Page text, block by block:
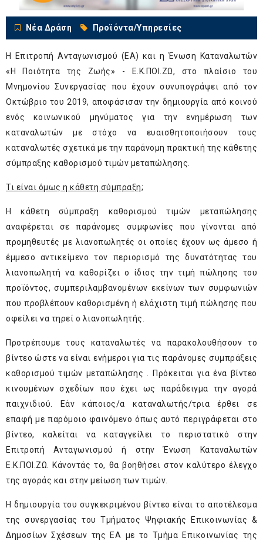
Νέα Δράση Προϊόντα/Υπηρεσίες
Η Επιτροπή Ανταγωνισμού (ΕΑ) και η Ένωση Καταναλωτών
«Η Ποιότητα της Ζωής» - Ε.Κ.ΠΟΙ.ΖΩ, στο πλαίσιο του
Μνημονίου Συνεργασίας που έχουν συνυπογράψει από τον
Οκτώβριο του 2019, αποφάσισαν την δημιουργία από κοινού
ενός κοινωνικού μηνύματος για την ενημέρωση των
καταναλωτών με στόχο να ευαισθητοποιήσουν τους
καταναλωτές σχετικά με την παράνομη πρακτική της κάθετης
σύμπραξης καθορισμού τιμών μεταπώλησης.
Τι είναι όμως η κάθετη σύμπραξη;
Η κάθετη σύμπραξη καθορισμού τιμών μεταπώλησης
αναφέρεται σε παράνομες συμφωνίες που γίνονται από
προμηθευτές με λιανοπωλητές οι οποίες έχουν ως άμεσο ή
έμμεσο αντικείμενο τον περιορισμό της δυνατότητας του
λιανοπωλητή να καθορίζει ο ίδιος την τιμή πώλησης του
προϊόντος, συμπεριλαμβανομένων εκείνων των συμφωνιών
που προβλέπουν καθορισμένη ή ελάχιστη τιμή πώλησης που
οφείλει να τηρεί ο λιανοπωλητής.
Προτρέπουμε τους καταναλωτές να παρακολουθήσουν το
βίντεο ώστε να είναι ενήμεροι για τις παράνομες συμπράξεις
καθορισμού τιμών μεταπώλησης . Πρόκειται για ένα βίντεο
κινουμένων σχεδίων που έχει ως παράδειγμα την αγορά
παιχνιδιού. Εάν κάποιος/α καταναλωτής/τρια έρθει σε
επαφή με παρόμοιο φαινόμενο όπως αυτό περιγράφεται στο
βίντεο, καλείται να καταγγείλει το περιστατικό στην
Επιτροπή Ανταγωνισμού ή στην Ένωση Καταναλωτών
Ε.Κ.ΠΟΙ.ΖΩ. Κάνοντάς το, θα βοηθήσει στον καλύτερο έλεγχο
της αγοράς και στην μείωση των τιμών.
Η δημιουργία του συγκεκριμένου βίντεο είναι το αποτέλεσμα
της συνεργασίας του Τμήματος Ψηφιακής Επικοινωνίας &
Δημοσίων Σχέσεων της ΕΑ με το Τμήμα Επικοινωνίας της